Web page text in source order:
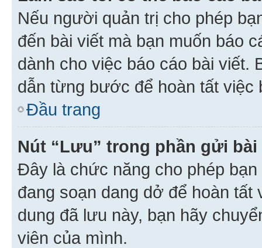
Nếu người quản trị cho phép
đến bài viết mà bạn muốn báo
dành cho việc báo cáo bài viết.
dẫn từng bước để hoàn tất việc
Đầu trang
Nút “Lưu” trong phần gửi
Đây là chức năng cho phép
đang soạn dang dở để hoàn
dung đã lưu này, bạn hãy
viên của mình.